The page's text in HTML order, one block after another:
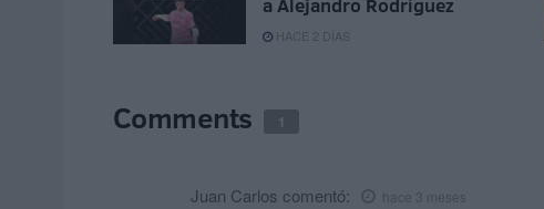
a Alejandro Rodríguez
HACE 2 DÍAS
Comments 1
Juan Carlos comentó: hace 3 meses